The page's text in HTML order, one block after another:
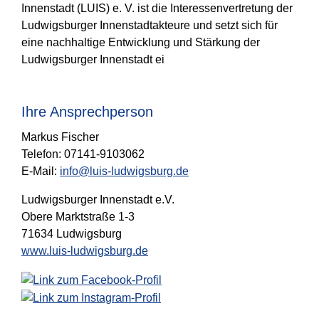
Ihre Ansprechperson
Markus Fischer
Telefon: 07141-9103062
E-Mail: info@luis-ludwigsburg.de
Ludwigsburger Innenstadt e.V.
Obere Marktstraße 1-3
71634 Ludwigsburg
www.luis-ludwigsburg.de